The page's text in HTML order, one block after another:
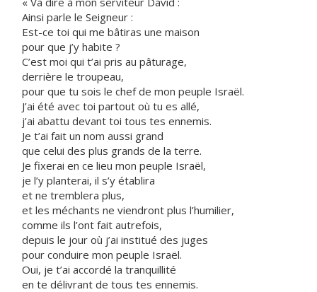
Ainsi parle le Seigneur :
Est-ce toi qui me bâtiras une maison
pour que j’y habite ?
C’est moi qui t’ai pris au pâturage,
derrière le troupeau,
pour que tu sois le chef de mon peuple Israël.
J’ai été avec toi partout où tu es allé,
j’ai abattu devant toi tous tes ennemis.
Je t’ai fait un nom aussi grand
que celui des plus grands de la terre.
Je fixerai en ce lieu mon peuple Israël,
je l’y planterai, il s’y établira
et ne tremblera plus,
et les méchants ne viendront plus l’humilier,
comme ils l’ont fait autrefois,
depuis le jour où j’ai institué des juges
pour conduire mon peuple Israël.
Oui, je t’ai accordé la tranquillité
en te délivrant de tous tes ennemis.